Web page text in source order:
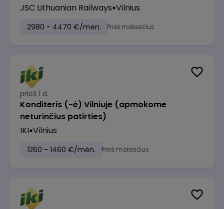
JSC Lithuanian Railways Vilnius
2980 - 4470 €/mėn. Prieš mokesčius
prieš 1 d.
Konditeris (-ė) Vilniuje (apmokome
neturinčius patirties)
IKI Vilnius
1260 - 1460 €/mėn. Prieš mokesčius